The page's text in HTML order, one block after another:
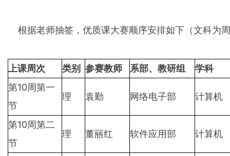
根据老师抽签，优质课大赛顺序安排如下（文科为
上课周次 类别 参赛教师 系部、教研组
学科
第10周第一
节
理 袁勤 网络电子部 计算机
第10周第二
节
理 董丽红 软件应用部 计算机